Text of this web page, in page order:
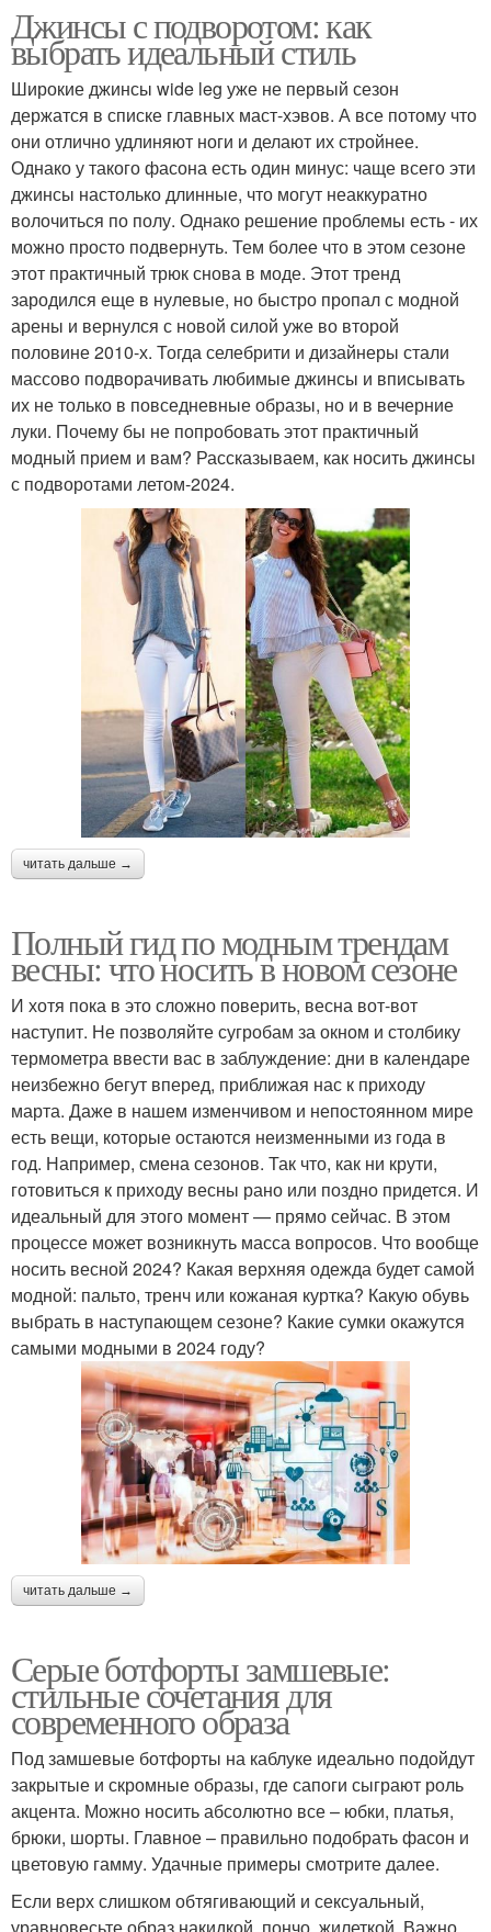
Джинсы с подворотом: как
выбрать идеальный стиль
Широкие джинсы wide leg уже не первый сезон
держатся в списке главных маст-хэвов. А все потому что
они отлично удлиняют ноги и делают их стройнее.
Однако у такого фасона есть один минус: чаще всего эти
джинсы настолько длинные, что могут неаккуратно
волочиться по полу. Однако решение проблемы есть - их
можно просто подвернуть. Тем более что в этом сезоне
этот практичный трюк снова в моде. Этот тренд
зародился еще в нулевые, но быстро пропал с модной
арены и вернулся с новой силой уже во второй
половине 2010-х. Тогда селебрити и дизайнеры стали
массово подворачивать любимые джинсы и вписывать
их не только в повседневные образы, но и в вечерние
луки. Почему бы не попробовать этот практичный
модный прием и вам? Рассказываем, как носить джинсы
с подворотами летом-2024.
читать дальше →
Полный гид по модным трендам
весны: что носить в новом сезоне
И хотя пока в это сложно поверить, весна вот-вот
наступит. Не позволяйте сугробам за окном и столбику
термометра ввести вас в заблуждение: дни в календаре
неизбежно бегут вперед, приближая нас к приходу
марта. Даже в нашем изменчивом и непостоянном мире
есть вещи, которые остаются неизменными из года в
год. Например, смена сезонов. Так что, как ни крути,
готовиться к приходу весны рано или поздно придется. И
идеальный для этого момент — прямо сейчас. В этом
процессе может возникнуть масса вопросов. Что вообще
носить весной 2024? Какая верхняя одежда будет самой
модной: пальто, тренч или кожаная куртка? Какую обувь
выбрать в наступающем сезоне? Какие сумки окажутся
самыми модными в 2024 году?
читать дальше →
Серые ботфорты замшевые:
стильные сочетания для
современного образа
Под замшевые ботфорты на каблуке идеально подойдут
закрытые и скромные образы, где сапоги сыграют роль
акцента. Можно носить абсолютно все – юбки, платья,
брюки, шорты. Главное – правильно подобрать фасон и
цветовую гамму. Удачные примеры смотрите далее.
Если верх слишком обтягивающий и сексуальный,